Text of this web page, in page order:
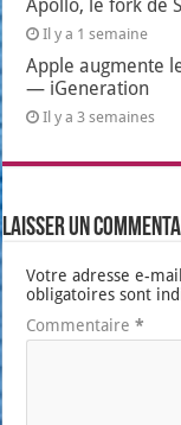
Apollo, le fork de
Il y a 1 semaine
Apple augmente
— iGeneration
Il y a 3 semaines
Laisser un
Votre adresse e-
obligatoires sont
Commentaire*